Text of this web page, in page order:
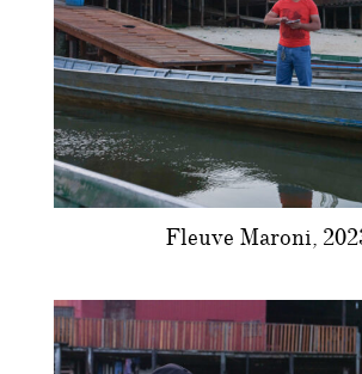
Fleuve Maroni,